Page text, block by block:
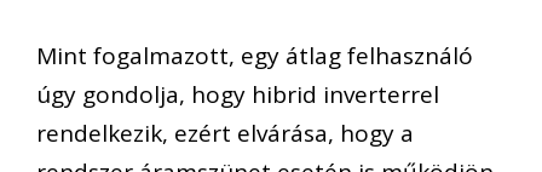
Mint fogalmazott, egy átlag felhasználó
úgy gondolja, hogy hibrid inverterrel
rendelkezik, ezért elvárása, hogy a